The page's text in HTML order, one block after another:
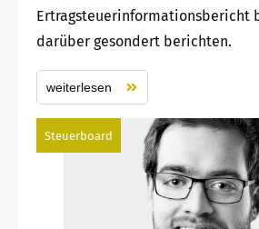
Ertragsteuerinformationsbericht
darüber gesondert berichten.
weiterlesen
Steuerboard